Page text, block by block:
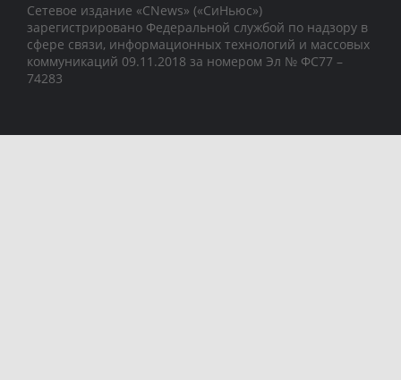
Сетевое издание «CNews» («СиНьюс»)
зарегистрировано Федеральной службой по надзору в
сфере связи, информационных технологий и массовых
коммуникаций 09.11.2018 за номером Эл № ФС77 –
74283